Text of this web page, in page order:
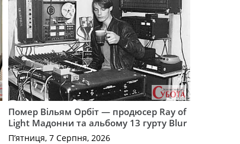
Помер Вільям Орбіт — продюсер Ray of
Light Мадонни та альбому 13 гурту Blur
П’ятниця, 7 Серпня, 2026